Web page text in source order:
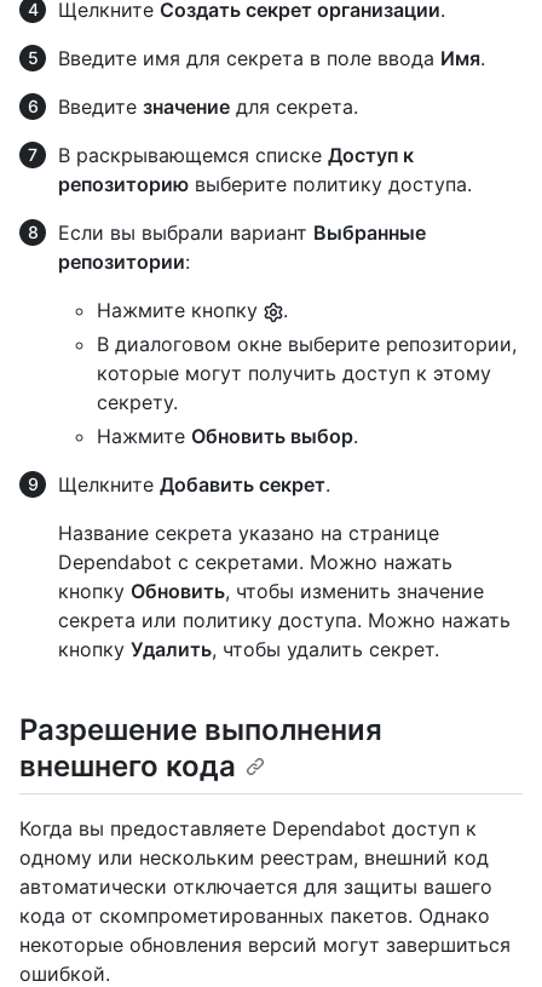
Щелкните Создать секрет организации.
Введите имя для секрета в поле ввода Имя.
Введите значение для секрета.
В раскрывающемся списке Доступ к
репозиторию выберите политику доступа.
Если вы выбрали вариант Выбранные
репозитории:
Нажмите кнопку
.
В диалоговом окне выберите репозитории,
которые могут получить доступ к этому
секрету.
Нажмите Обновить выбор.
Щелкните Добавить секрет.
Название секрета указано на странице
Dependabot с секретами. Можно нажать
кнопку Обновить, чтобы изменить значение
секрета или политику доступа. Можно нажать
кнопку Удалить, чтобы удалить секрет.
Разрешение выполнения
внешнего кода
Когда вы предоставляете Dependabot доступ к
одному или нескольким реестрам, внешний код
автоматически отключается для защиты вашего
кода от скомпрометированных пакетов. Однако
некоторые обновления версий могут завершиться
ошибкой.